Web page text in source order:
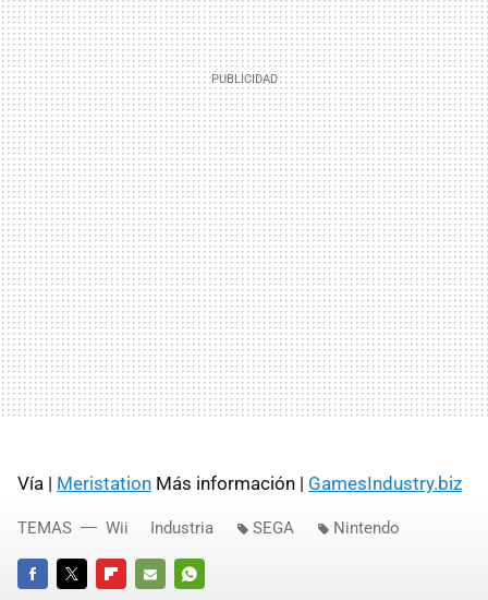
Vía | Meristation Más información | GamesIndustry.biz
TEMAS Wii Industria SEGA Nintendo